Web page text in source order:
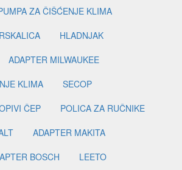
ZA ČIŠĆENJE KLIMA
HLADNJAK
ADAPTER MILWAUKEE
KLIMA
SECOP
ČEP
POLICA ZA RUČNIKE
ADAPTER MAKITA
BOSCH
LEETO